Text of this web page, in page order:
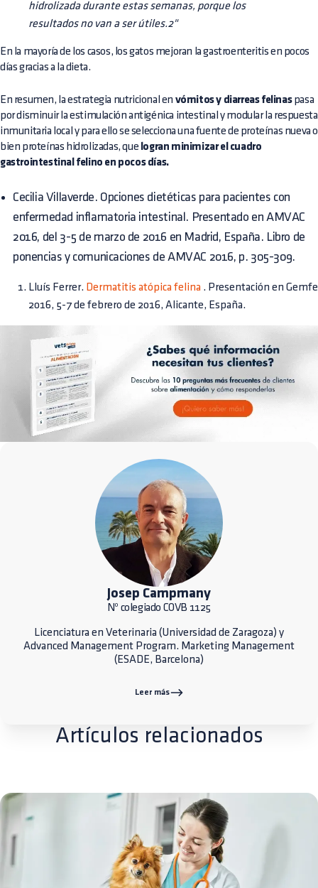
hidrolizada durante estas semanas, porque los
resultados no van a ser útiles.2"
En la mayoría de los casos, los gatos mejoran la gastroenteritis en pocos
días gracias a la dieta.
En resumen, la estrategia nutricional en vómitos y diarreas felinaspasa
por disminuir la estimulación antigénica intestinal y modular la respuesta
inmunitaria local y para ello se selecciona una fuente de proteínas nueva o
bien proteínas hidrolizadas, que logran minimizar el cuadro
gastrointestinal felino en pocos días.
Cecilia Villaverde. Opciones dietéticas para pacientes con
enfermedad inflamatoria intestinal. Presentado en AMVAC
2016, del 3-5 de marzo de 2016 en Madrid, España. Libro de
ponencias y comunicaciones de AMVAC 2016, p. 305-309.
Lluís Ferrer. Dermatitis atópica felina . Presentación en Gemfe
2016, 5-7 de febrero de 2016, Alicante, España.
Josep Campmany
Nº colegiado COVB 1125
Licenciatura en Veterinaria (Universidad de Zaragoza) y
Advanced Management Program. Marketing Management
(ESADE, Barcelona)
Leer más
Artículos relacionados